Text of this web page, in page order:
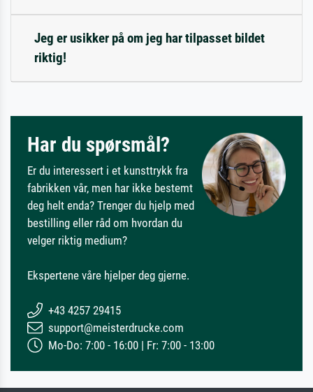
Jeg er usikker på om jeg har tilpasset bildet
riktig!
Har du spørsmål?
Er du interessert i et kunsttrykk fra
fabrikken vår, men har ikke bestemt
deg helt enda? Trenger du hjelp med
bestilling eller råd om hvordan du
velger riktig medium?
Ekspertene våre hjelper deg gjerne.
+43 4257 29415
support@meisterdrucke.com
Mo-Do: 7:00 - 16:00 | Fr: 7:00 - 13:00